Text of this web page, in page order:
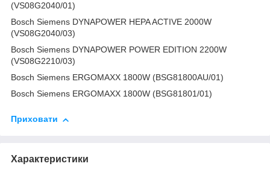
(VS08G2040/01)
Bosch Siemens DYNAPOWER HEPA ACTIVE 2000W
(VS08G2040/03)
Bosch Siemens DYNAPOWER POWER EDITION 2200W
(VS08G2210/03)
Bosch Siemens ERGOMAXX 1800W (BSG81800AU/01)
Bosch Siemens ERGOMAXX 1800W (BSG81801/01)
Приховати
Характеристики